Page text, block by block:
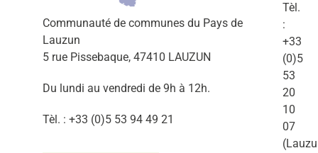
Communauté de communes du Pays de
Lauzun
5 rue Pissebaque, 47410 LAUZUN
Du lundi au vendredi de 9h à 12h.
Tèl. : +33 (0)5 53 94 49 21
Tèl.
:
+33
(0)5
53
20
10
07